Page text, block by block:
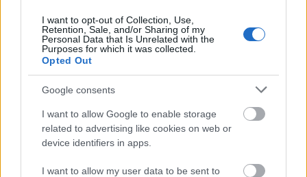
I want to opt-out of Collection, Use,
Retention, Sale, and/or Sharing of my
Personal Data that Is Unrelated with the
Purposes for which it was collected.
Opted Out
Google consents
I want to allow Google to enable storage
related to advertising like cookies on web or
device identifiers in apps.
I want to allow my user data to be sent to
Ακολουθήστε τοinsider.gr στο Google News
πρώτοι όλες τιςειδήσεις